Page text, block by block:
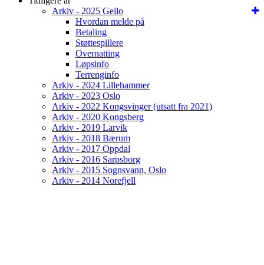
Arkiv - 2025 Geilo
Hvordan melde på
Betaling
Støttespillere
Overnatting
Løpsinfo
Terrenginfo
Arkiv - 2024 Lillehammer
Arkiv - 2023 Oslo
Arkiv - 2022 Kongsvinger (utsatt fra 2021)
Arkiv - 2020 Kongsberg
Arkiv - 2019 Larvik
Arkiv - 2018 Bærum
Arkiv - 2017 Oppdal
Arkiv - 2016 Sarpsborg
Arkiv - 2015 Sognsvann, Oslo
Arkiv - 2014 Norefjell